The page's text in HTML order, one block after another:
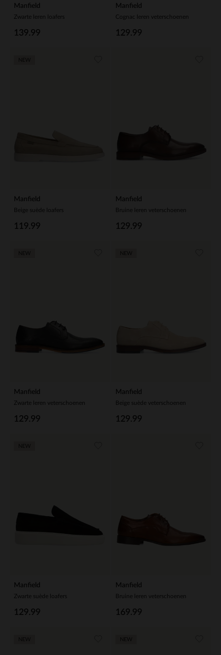
Manfield
Zwarte leren loafers
139.99
Manfield
Cognac leren veterschoenen
129.99
Manfield
Beige suède loafers
119.99
Manfield
Bruine leren veterschoenen
129.99
Manfield
Zwarte leren veterschoenen
129.99
Manfield
Beige suède veterschoenen
129.99
Manfield
Zwarte suède loafers
129.99
Manfield
Bruine leren veterschoenen
169.99